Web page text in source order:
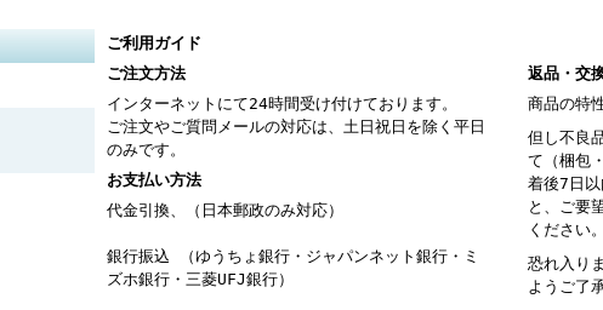
ご利用ガイド
ご注文方法
インターネットにて24時間受け付けております。
ご注文やご質問メールの対応は、土日祝日を除く平日
のみです。
お支払い方法
代金引換、（日本郵政のみ対応）
銀行振込 （ゆうちょ銀行・ジャパンネット銀行・ミ
ズホ銀行・三菱UFJ銀行）
返品・交
商品の特
但し不良
て（梱包
着後7日
と、ご要
ください。
恐れ入り
ようご了